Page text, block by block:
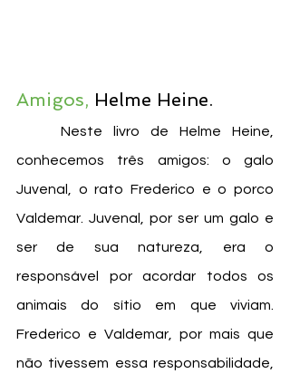
Amigos, Helme Heine.
conhecemos três amigos: o galo
Juvenal, o rato Frederico e o porco
Valdemar. Juvenal, por ser um galo e
ser de sua natureza, era o
responsável por acordar todos os
animais do sítio em que viviam.
Frederico e Valdemar, por mais que
não tivessem essa responsabilidade,